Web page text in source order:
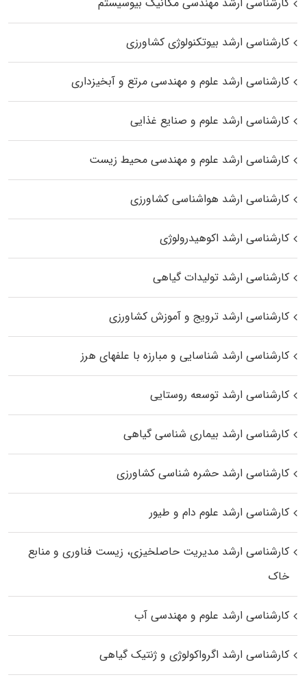
کارشناسی ارشد بیوتکنولوژی کشاورزی
کارشناسی ارشد علوم و مهندسی مرتع و آبخیزداری
کارشناسی ارشد علوم و صنایع غذایی
کارشناسی ارشد علوم و مهندسی محیط زیست
کارشناسی ارشد هواشناسی کشاورزی
کارشناسی ارشد اکوهیدرولوژی
کارشناسی ارشد تولیدات گیاهی
کارشناسی ارشد ترویج و آموزش کشاورزی
کارشناسی ارشد شناسایی و مبارزه با علفهای هرز
کارشناسی ارشد توسعه روستایی
کارشناسی ارشد بیماری‌ شناسی گیاهی
کارشناسی ارشد حشره‌ شناسی کشاورزی
کارشناسی ارشد علوم دام و طیور
کارشناسی ارشد مدیریت حاصلخیزی، زیست فناوری و منابع
خاک
کارشناسی ارشد علوم و مهندسی آب
کارشناسی ارشد اگرواکولوژی و ژنتیک گیاهی